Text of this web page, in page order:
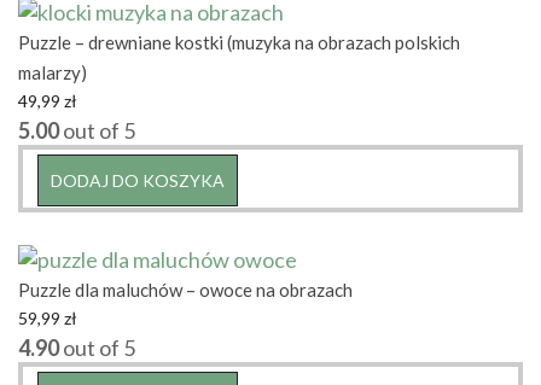
Puzzle – drewniane kostki (muzyka na obrazach polskich
malarzy)
49,99 zł
5.00out of 5
DODAJ DO KOSZYKA
Puzzle dla maluchów – owoce na obrazach
59,99 zł
4.90out of 5